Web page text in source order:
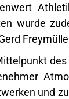
wurde
des
und